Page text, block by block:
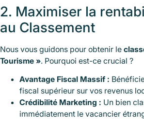
2. Maximiser la
au Classement
Nous vous guidons pour obtenir le
Tourisme ». Pourquoi est-ce crucial ?
Avantage Fiscal Massif :
fiscal supérieur sur vos revenus
Crédibilité Marketing : Un bien
immédiatement le vacancier